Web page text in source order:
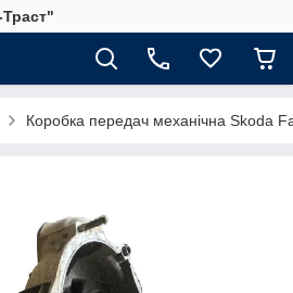
Коробка передач механічна Skoda